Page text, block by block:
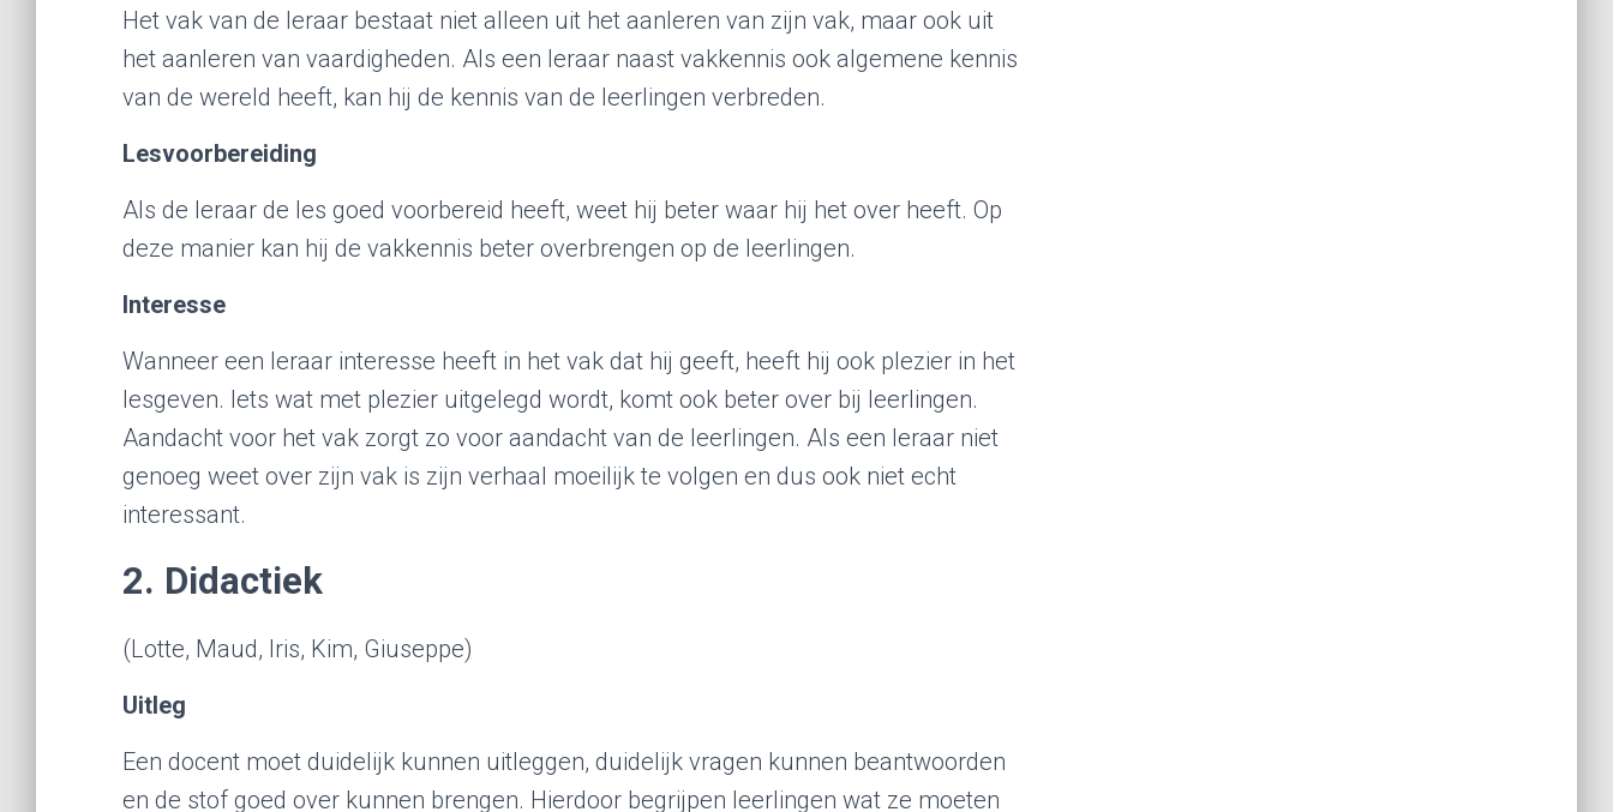
Het vak van de leraar bestaat niet alleen uit het aanleren van zijn vak, maar ook uit
het aanleren van vaardigheden. Als een leraar naast vakkennis ook algemene kennis
van de wereld heeft, kan hij de kennis van de leerlingen verbreden.
Lesvoorbereiding
Als de leraar de les goed voorbereid heeft, weet hij beter waar hij het over heeft. Op
deze manier kan hij de vakkennis beter overbrengen op de leerlingen.
Interesse
Wanneer een leraar interesse heeft in het vak dat hij geeft, heeft hij ook plezier in het
lesgeven. Iets wat met plezier uitgelegd wordt, komt ook beter over bij leerlingen.
Aandacht voor het vak zorgt zo voor aandacht van de leerlingen. Als een leraar niet
genoeg weet over zijn vak is zijn verhaal moeilijk te volgen en dus ook niet echt
interessant.
2. Didactiek
(Lotte, Maud, Iris, Kim, Giuseppe)
Uitleg
Een docent moet duidelijk kunnen uitleggen, duidelijk vragen kunnen beantwoorden
en de stof goed over kunnen brengen. Hierdoor begrijpen leerlingen wat ze moeten